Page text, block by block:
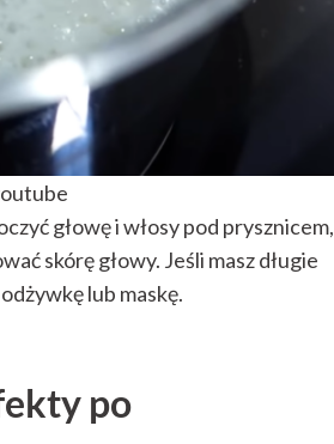
głowę i włosy pod prysznicem,
skórę głowy. Jeśli masz długie
lub maskę.
po